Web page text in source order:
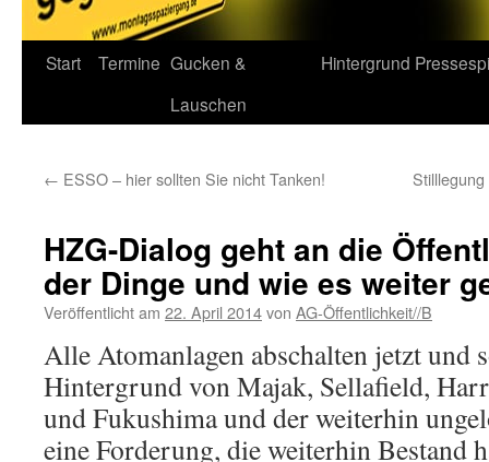
Start Termine Gucken &
Lauschen
Hintergrund
← ESSO – hier sollten Sie nicht Tanken!
HZG-Dialog geht an die
der Dinge und wie es weiter
Veröffentlicht am 22. April 2014von AG-Öffentlichkeit//B
Alle Atomanlagen abschalten jetzt und
Hintergrund von Majak, Sellafield,
und Fukushima und der weiterhin
eine Forderung, die weiterhin Bestand